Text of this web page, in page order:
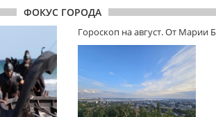
ФОКУС ГОРОДА
Гороскоп на август. От Марии